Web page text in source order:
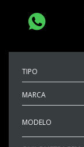
TIPO
MARCA
MODELO